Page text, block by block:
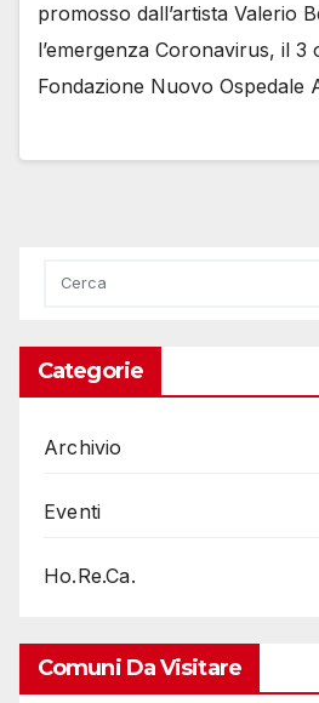
promosso dall’artista Valerio
l’emergenza Coronavirus, il 3
Fondazione Nuovo Ospedale
Categorie
Archivio
Eventi
Ho.Re.Ca.
Comuni Da Visitare